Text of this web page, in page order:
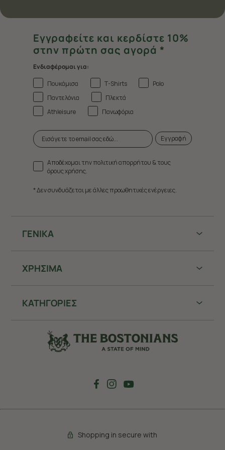
ΓΕΝΙΚΑ
ΧΡHΣΙΜΑ
ΚΑΤΗΓΟΡΙΕΣ
Εγγραφείτε και κερδίστε 10%
στην πρώτη σας αγορά *
Ενδιαφέρομαι για:
Πουκάμισα
T-Shirts
Polo
Παντελόνια
Πλεκτά
Athleisure
Πανωφόρια
Εγγραφή
Αποδέχομαι την πολιτική απορρήτου & τους
όρους χρήσης.
* Δεν συνδυάζεται με άλλες προωθητικές ενέργειες.
Shopping in secure with